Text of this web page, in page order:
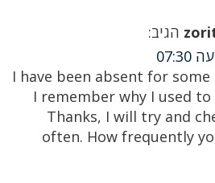
הגיב:
I have been absent for
I remember why I used
Thanks, I will try and
often. How frequently